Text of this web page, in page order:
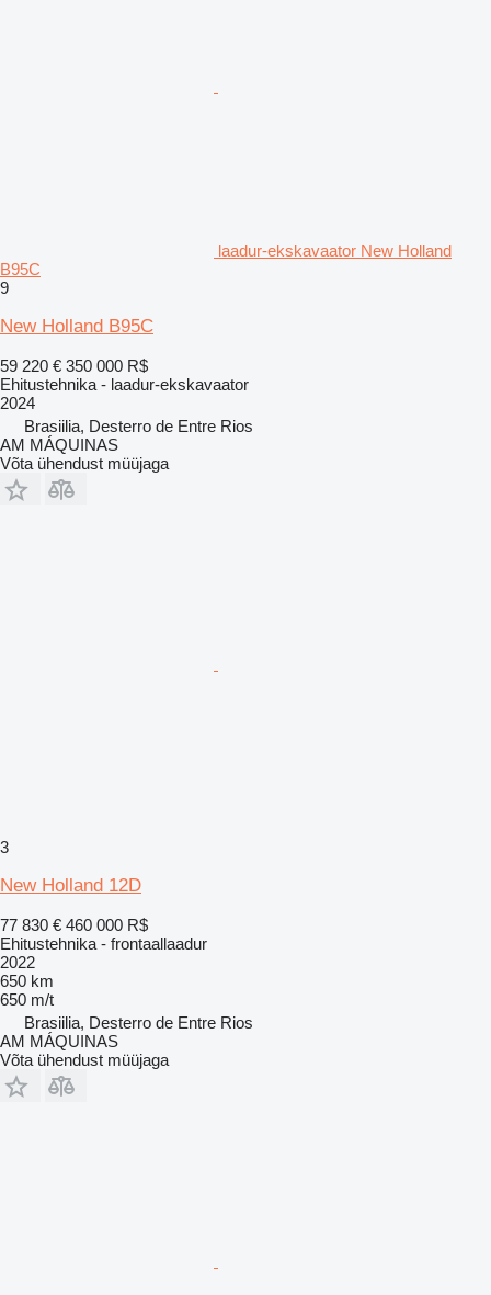
laadur-ekskavaator New Holland
B95C
9
New Holland B95C
59 220 € 350 000 R$
Ehitustehnika - laadur-ekskavaator
2024
Brasiilia, Desterro de Entre Rios
AM MÁQUINAS
Võta ühendust müüjaga
3
New Holland 12D
77 830 € 460 000 R$
Ehitustehnika - frontaallaadur
2022
650 km
650 m/t
Brasiilia, Desterro de Entre Rios
AM MÁQUINAS
Võta ühendust müüjaga